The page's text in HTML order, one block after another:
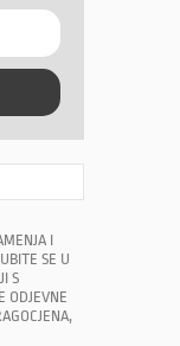
I
SE U
S
ODJEVNE